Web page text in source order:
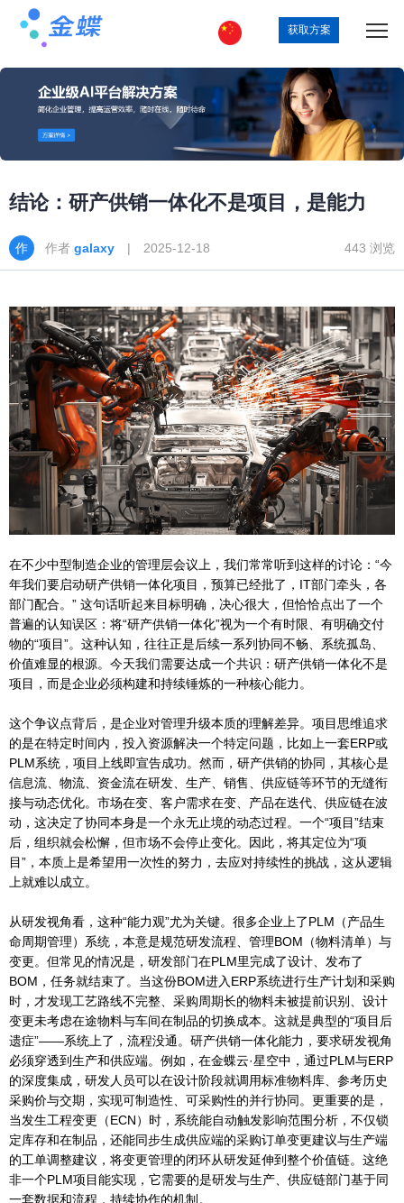
获取方案
结论：研产供销一体化不是项目，是能力
作者 galaxy | 2025-12-18 443 浏览
在不少中型制造企业的管理层会议上，我们常常听到这样的讨论：“今
年我们要启动研产供销一体化项目，预算已经批了，IT部门牵头，各
部门配合。” 这句话听起来目标明确，决心很大，但恰恰点出了一个
普遍的认知误区：将“研产供销一体化”视为一个有时限、有明确交付
物的“项目”。这种认知，往往正是后续一系列协同不畅、系统孤岛、
价值难显的根源。今天我们需要达成一个共识：研产供销一体化不是
项目，而是企业必须构建和持续锤炼的一种核心能力。
这个争议点背后，是企业对管理升级本质的理解差异。项目思维追求
的是在特定时间内，投入资源解决一个特定问题，比如上一套ERP或
PLM系统，项目上线即宣告成功。然而，研产供销的协同，其核心是
信息流、物流、资金流在研发、生产、销售、供应链等环节的无缝衔
接与动态优化。市场在变、客户需求在变、产品在迭代、供应链在波
动，这决定了协同本身是一个永无止境的动态过程。一个“项目”结束
后，组织就会松懈，但市场不会停止变化。因此，将其定位为“项
目”，本质上是希望用一次性的努力，去应对持续性的挑战，这从逻辑
上就难以成立。
从研发视角看，这种“能力观”尤为关键。很多企业上了PLM（产品生
命周期管理）系统，本意是规范研发流程、管理BOM（物料清单）与
变更。但常见的情况是，研发部门在PLM里完成了设计、发布了
BOM，任务就结束了。当这份BOM进入ERP系统进行生产计划和采购
时，才发现工艺路线不完整、采购周期长的物料未被提前识别、设计
变更未考虑在途物料与车间在制品的切换成本。这就是典型的“项目后
遗症”——系统上了，流程没通。研产供销一体化能力，要求研发视角
必须穿透到生产和供应端。例如，在金蝶云·星空中，通过PLM与ERP
的深度集成，研发人员可以在设计阶段就调用标准物料库、参考历史
采购价与交期，实现可制造性、可采购性的并行协同。更重要的是，
当发生工程变更（ECN）时，系统能自动触发影响范围分析，不仅锁
定库存和在制品，还能同步生成供应端的采购订单变更建议与生产端
的工单调整建议，将变更管理的闭环从研发延伸到整个价值链。这绝
非一个PLM项目能实现，它需要的是研发与生产、供应链部门基于同
一套数据和流程，持续协作的机制。